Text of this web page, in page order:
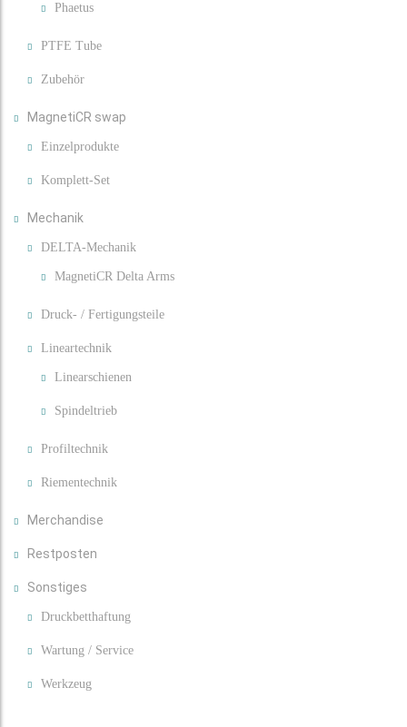
Phaetus
PTFE Tube
Zubehör
MagnetiCR swap
Einzelprodukte
Komplett-Set
Mechanik
DELTA-Mechanik
MagnetiCR Delta Arms
Druck- / Fertigungsteile
Lineartechnik
Linearschienen
Spindeltrieb
Profiltechnik
Riementechnik
Merchandise
Restposten
Sonstiges
Druckbetthaftung
Wartung / Service
Werkzeug